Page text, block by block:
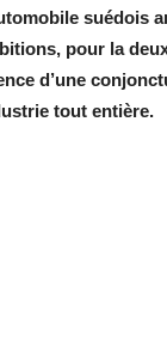
suédois
pour la
d’une
tout entière.